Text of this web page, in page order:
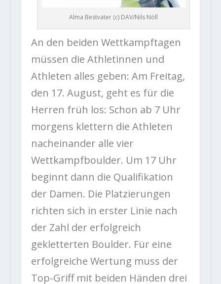
Alma Bestvater (c) DAV/Nils Nöll
An den beiden Wettkampftagen
müssen die Athletinnen und
Athleten alles geben: Am Freitag,
den 17. August, geht es für die
Herren früh los: Schon ab 7 Uhr
morgens klettern die Athleten
nacheinander alle vier
Wettkampfboulder. Um 17 Uhr
beginnt dann die Qualifikation
der Damen. Die Platzierungen
richten sich in erster Linie nach
der Zahl der erfolgreich
gekletterten Boulder. Für eine
erfolgreiche Wertung muss der
Top-Griff mit beiden Händen drei